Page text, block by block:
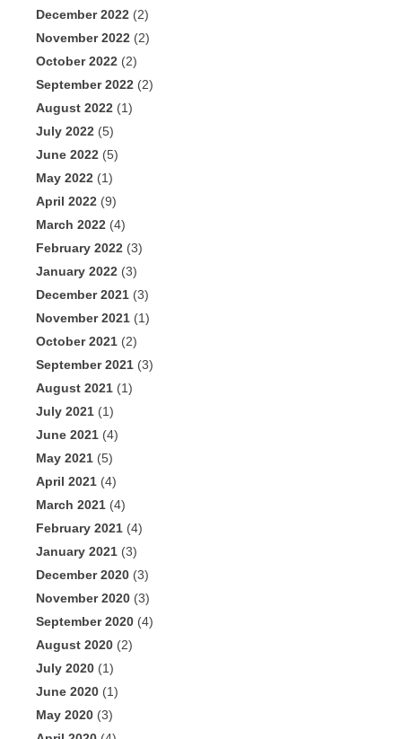
December 2022 (2)
November 2022 (2)
October 2022 (2)
September 2022 (2)
August 2022 (1)
July 2022 (5)
June 2022 (5)
May 2022 (1)
April 2022 (9)
March 2022 (4)
February 2022 (3)
January 2022 (3)
December 2021 (3)
November 2021 (1)
October 2021 (2)
September 2021 (3)
August 2021 (1)
July 2021 (1)
June 2021 (4)
May 2021 (5)
April 2021 (4)
March 2021 (4)
February 2021 (4)
January 2021 (3)
December 2020 (3)
November 2020 (3)
September 2020 (4)
August 2020 (2)
July 2020 (1)
June 2020 (1)
May 2020 (3)